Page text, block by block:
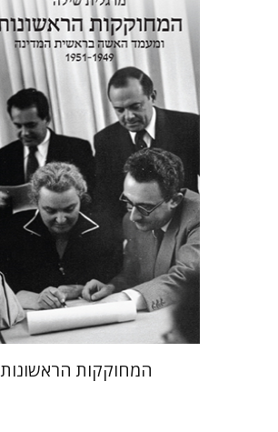
מרגלית שילה
הנחת אתר ספר מודפס
$42
$38
המחוקקות הראשונות